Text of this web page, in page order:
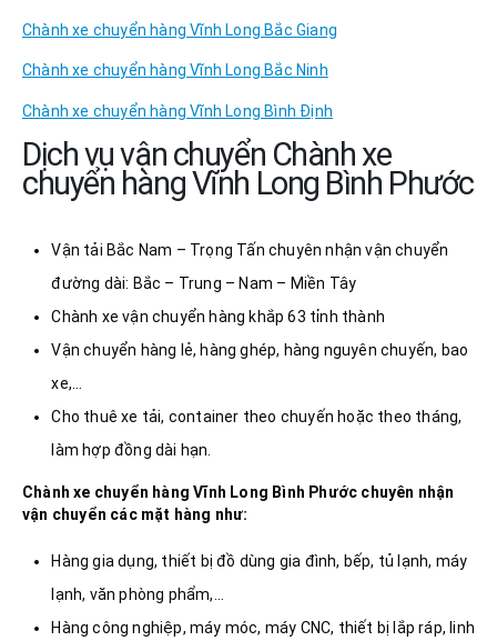
Chành xe chuyển hàng Vĩnh Long Bắc Giang
Chành xe chuyển hàng Vĩnh Long Bắc Ninh
Chành xe chuyển hàng Vĩnh Long Bình Định
Dịch vụ vận chuyển Chành xe
chuyển hàng Vĩnh Long Bình Phước
Vận tải Bắc Nam – Trọng Tấn chuyên nhận vận chuyển
đường dài: Bắc – Trung – Nam – Miền Tây
Chành xe vận chuyển hàng khắp 63 tỉnh thành
Vận chuyển hàng lẻ, hàng ghép, hàng nguyên chuyến, bao
xe,…
Cho thuê xe tải, container theo chuyến hoặc theo tháng,
làm hợp đồng dài hạn.
Chành xe chuyển hàng Vĩnh Long Bình Phước chuyên nhận
vận chuyển các mặt hàng như:
Hàng gia dụng, thiết bị đồ dùng gia đình, bếp, tủ lạnh, máy
lạnh, văn phòng phẩm,…
Hàng công nghiệp, máy móc, máy CNC, thiết bị lắp ráp, linh